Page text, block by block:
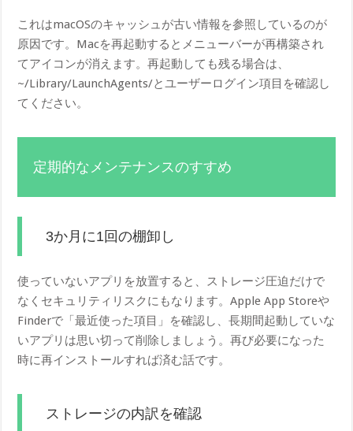
これはmacOSのキャッシュが古い情報を参照しているのが
原因です。Macを再起動するとメニューバーが再構築され
てアイコンが消えます。再起動しても残る場合は、
~/Library/LaunchAgents/とユーザーログイン項目を確認し
てください。
定期的なメンテナンスのすすめ
3か月に1回の棚卸し
使っていないアプリを放置すると、ストレージ圧迫だけで
なくセキュリティリスクにもなります。Apple App Storeや
Finderで「最近使った項目」を確認し、長期間起動していな
いアプリは思い切って削除しましょう。再び必要になった
時に再インストールすれば済む話です。
ストレージの内訳を確認